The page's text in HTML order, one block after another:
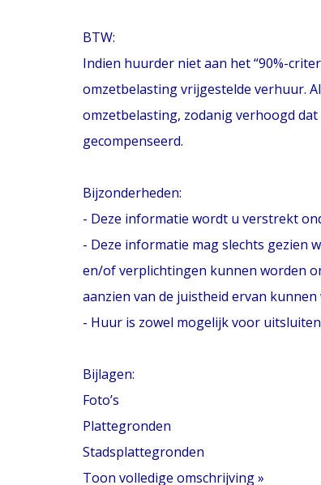
BTW:
Indien huurder niet aan het “90%-
omzetbelasting vrijgestelde verhuur.
omzetbelasting, zodanig verhoogd
gecompenseerd.
Bijzonderheden:
- Deze informatie wordt u verstrekt
- Deze informatie mag slechts gezien
en/of verplichtingen kunnen worden
aanzien van de juistheid ervan
- Huur is zowel mogelijk voor
Bijlagen:
Foto’s
Plattegronden
Stadsplattegronden
Toon volledige omschrijving »